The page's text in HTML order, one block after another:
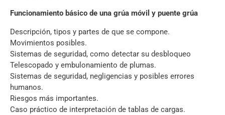
Funcionamiento básico de una grúa móvil y puente grúa
Descripción, tipos y partes de que se compone.
Movimientos posibles.
Sistemas de seguridad, como detectar su desbloqueo
Telescopado y embulonamiento de plumas.
Sistemas de seguridad, negligencias y posibles errores
humanos.
Riesgos más importantes.
Caso práctico de interpretación de tablas de cargas.